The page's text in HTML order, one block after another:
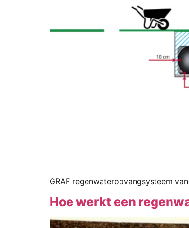
GRAF regenwateropvangsysteem
Hoe werkt een